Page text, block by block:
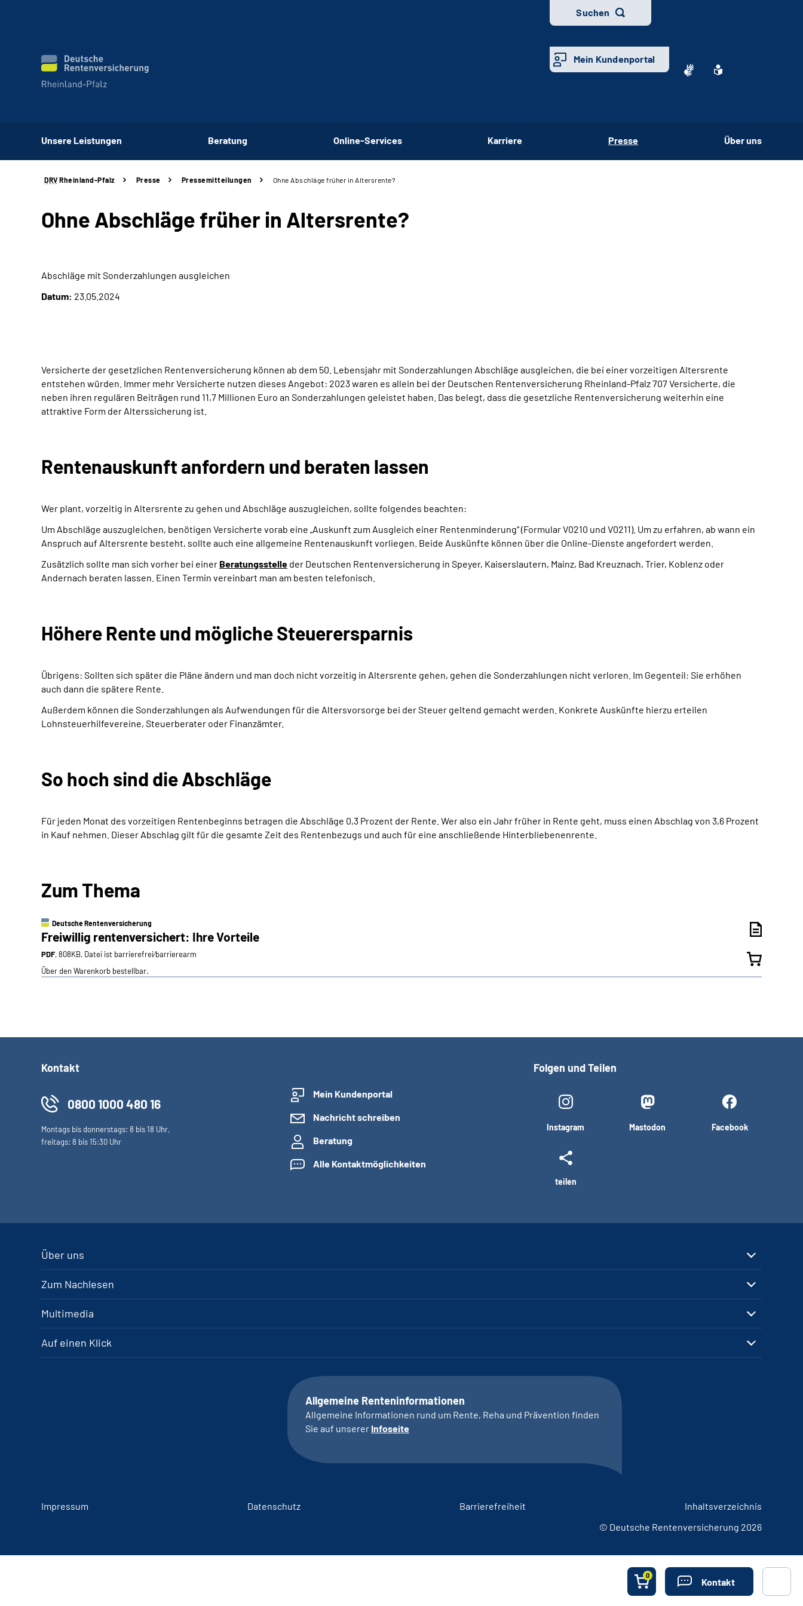
Suchen
Mein Kundenportal
Unsere Leistungen Beratung Online-Services Karriere Presse Über uns
DRV Rheinland-Pfalz Presse Pressemitteilungen Ohne Abschläge früher in Altersrente?
Ohne Abschläge früher in Altersrente?
Abschläge mit Sonderzahlungen ausgleichen
Datum: 23.05.2024
Versicherte der gesetzlichen Rentenversicherung können ab dem 50. Lebensjahr mit Sonderzahlungen Abschläge ausgleichen, die bei einer vorzeitigen Altersrente
entstehen würden. Immer mehr Versicherte nutzen dieses Angebot: 2023 waren es allein bei der Deutschen Rentenversicherung Rheinland-Pfalz 707 Versicherte, die
neben ihren regulären Beiträgen rund 11,7 Millionen Euro an Sonderzahlungen geleistet haben. Das belegt, dass die gesetzliche Rentenversicherung weiterhin eine
attraktive Form der Alterssicherung ist.
Rentenauskunft anfordern und beraten lassen
Wer plant, vorzeitig in Altersrente zu gehen und Abschläge auszugleichen, sollte folgendes beachten:
Um Abschläge auszugleichen, benötigen Versicherte vorab eine „Auskunft zum Ausgleich einer Rentenminderung“ (Formular V0210 und V0211). Um zu erfahren, ab wann ein
Anspruch auf Altersrente besteht, sollte auch eine allgemeine Rentenauskunft vorliegen. Beide Auskünfte können über die Online-Dienste angefordert werden.
Zusätzlich sollte man sich vorher bei einer Beratungsstelle der Deutschen Rentenversicherung in Speyer, Kaiserslautern, Mainz, Bad Kreuznach, Trier, Koblenz oder
Andernach beraten lassen. Einen Termin vereinbart man am besten telefonisch.
Höhere Rente und mögliche Steuerersparnis
Übrigens: Sollten sich später die Pläne ändern und man doch nicht vorzeitig in Altersrente gehen, gehen die Sonderzahlungen nicht verloren. Im Gegenteil: Sie erhöhen
auch dann die spätere Rente.
Außerdem können die Sonderzahlungen als Aufwendungen für die Altersvorsorge bei der Steuer geltend gemacht werden. Konkrete Auskünfte hierzu erteilen
Lohnsteuerhilfevereine, Steuerberater oder Finanzämter.
So hoch sind die Abschläge
Für jeden Monat des vorzeitigen Rentenbeginns betragen die Abschläge 0,3 Prozent der Rente. Wer also ein Jahr früher in Rente geht, muss einen Abschlag von 3,6 Prozent
in Kauf nehmen. Dieser Abschlag gilt für die gesamte Zeit des Rentenbezugs und auch für eine anschließende Hinterbliebenenrente.
Zum Thema
Deutsche Rentenversicherung
Freiwillig rentenversichert: Ihre Vorteile
PDF, 808KB, Datei ist barrierefrei⁄barrierearm
Über den Warenkorb bestellbar.
0
Kontakt
Kontakt
0800 1000 480 16
Montags bis donnerstags: 8 bis 18 Uhr,
freitags: 8 bis 15:30 Uhr
Mein Kundenportal
Nachricht schreiben
Beratung
Alle Kontaktmöglichkeiten
Folgen und Teilen
Instagram Mastodon Facebook
teilen
Über uns
Zum Nachlesen
Multimedia
Auf einen Klick
Allgemeine Renteninformationen
Allgemeine Informationen rund um Rente, Reha und Prävention finden
Sie auf unserer Infoseite
Impressum Datenschutz Barrierefreiheit
Inhaltsverzeichnis
© Deutsche Rentenversicherung 2026